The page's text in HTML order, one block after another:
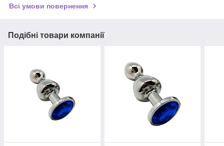
Всі умови повернення
Подібні товари компанії